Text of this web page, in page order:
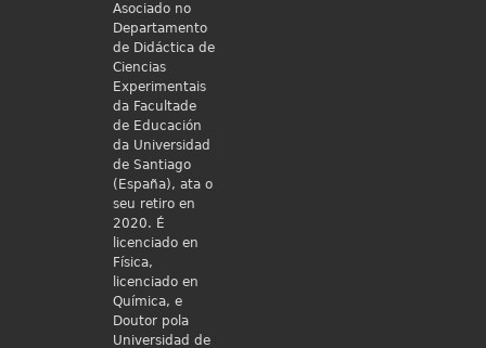
Asociado no
Departamento
de Didáctica de
Ciencias
Experimentais
da Facultade
de Educación
da Universidad
de Santiago
(España), ata o
seu retiro en
2020. É
licenciado en
Física,
licenciado en
Química, e
Doutor pola
Universidad de